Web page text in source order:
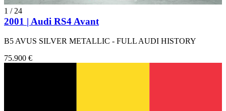
1 /24
2001 | Audi RS4 Avant
B5 AVUS SILVER METALLIC - FULL AUDI HISTORY
75.900 €